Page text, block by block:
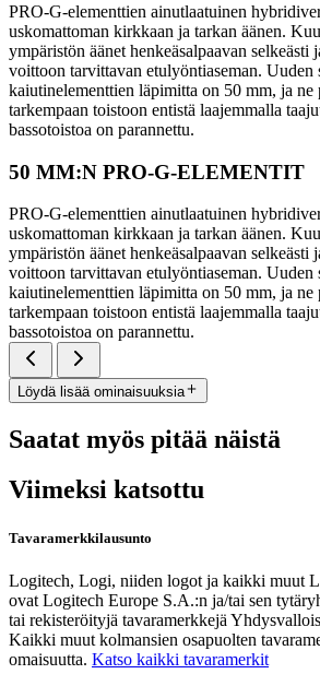
PRO-G-elementtien ainutlaatuinen
uskomattoman kirkkaan ja tarkan äänen.
ympäristön äänet henkeäsalpaavan selkeästi
voittoon tarvittavan etulyöntiaseman.
kaiutinelementtien läpimitta on 50 mm, ja ne
tarkempaan toistoon entistä laajemmalla
bassotoistoa on parannettu.
50 MM:N PRO-G-ELEMENTIT
PRO-G-elementtien ainutlaatuinen
uskomattoman kirkkaan ja tarkan äänen.
ympäristön äänet henkeäsalpaavan selkeästi
voittoon tarvittavan etulyöntiaseman.
kaiutinelementtien läpimitta on 50 mm, ja ne
tarkempaan toistoon entistä laajemmalla
bassotoistoa on parannettu.
Löydä lisää ominaisuuksia
Saatat myös pitää näistä
Viimeksi katsottu
Tavaramerkkilausunto
Logitech, Logi, niiden logot ja kaikki muut
ovat Logitech Europe S.A.:n ja/tai sen
tai rekisteröityjä tavaramerkkejä
Kaikki muut kolmansien osapuolten
omaisuutta. Katso kaikki tavaramerkit